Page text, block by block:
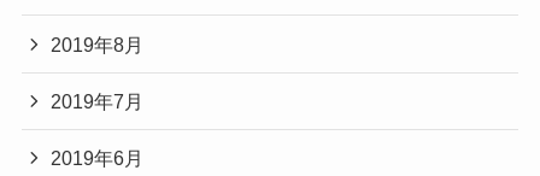
2019年8月
2019年7月
2019年6月